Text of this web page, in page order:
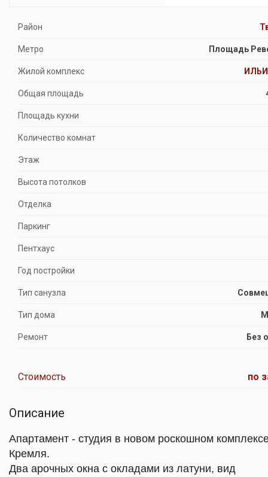
Район
Метро Площадь
Жилой комплекс
Общая площадь
Площадь кухни
Количество комнат
Этаж
Высота потолков
Отделка
Паркинг
Пентхаус
Год постройки
Тип санузла
Тип дома
Ремонт Без
Стоимость по
Описание
Апартамент - студия в новом роскошном
Кремля.
Два арочных окна с окладами из латуни, вид